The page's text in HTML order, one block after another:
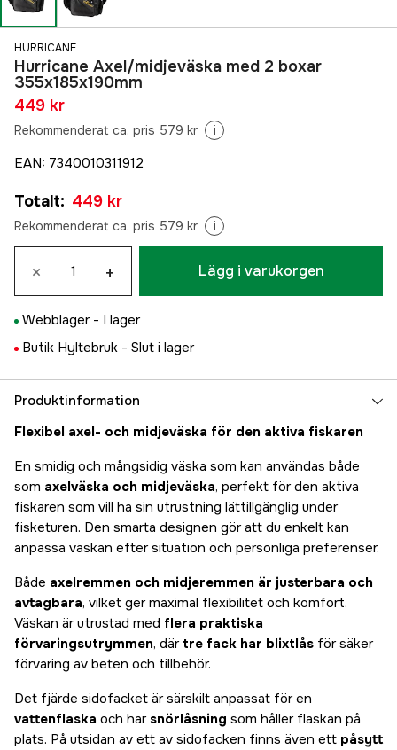
HURRICANE
Hurricane Axel/midjeväska med 2 boxar
355x185x190mm
449 kr
Rekommenderat ca. pris 579 kr i
EAN: 7340010311912
Totalt: 449 kr
Rekommenderat ca. pris 579 kr i
× + Lägg i varukorgen
Webblager - I lager
Butik Hyltebruk - Slut i lager
Produktinformation
Flexibel axel- och midjeväska för den aktiva fiskaren
En smidig och mångsidig väska som kan användas både
som axelväska och midjeväska, perfekt för den aktiva
fiskaren som vill ha sin utrustning lättillgänglig under
fisketuren. Den smarta designen gör att du enkelt kan
anpassa väskan efter situation och personliga preferenser.
Både axelremmen och midjeremmen är justerbara och
avtagbara, vilket ger maximal flexibilitet och komfort.
Väskan är utrustad med flera praktiska
förvaringsutrymmen, där tre fack har blixtlås för säker
förvaring av beten och tillbehör.
Det fjärde sidofacket är särskilt anpassat för en
vattenflaska och har snörlåsning som håller flaskan på
plats. På utsidan av ett av sidofacken finns även ett påsytt